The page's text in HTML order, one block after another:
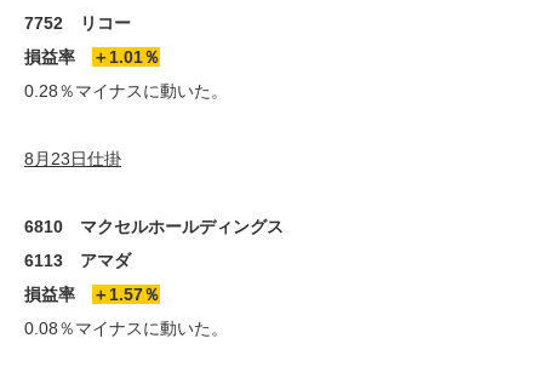
7752 リコー
損益率
＋1.01％
0.28％マイナスに動いた。
8月23日仕掛
6810 マクセルホールディングス
6113 アマダ
損益率
＋1.57％
0.08％マイナスに動いた。